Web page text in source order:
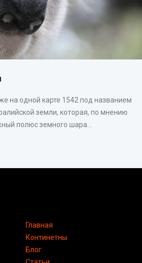
на одной карте 1542 под названием
земли, которая, по мнению
полюс земного шара...
Главная
Континетны
Блог